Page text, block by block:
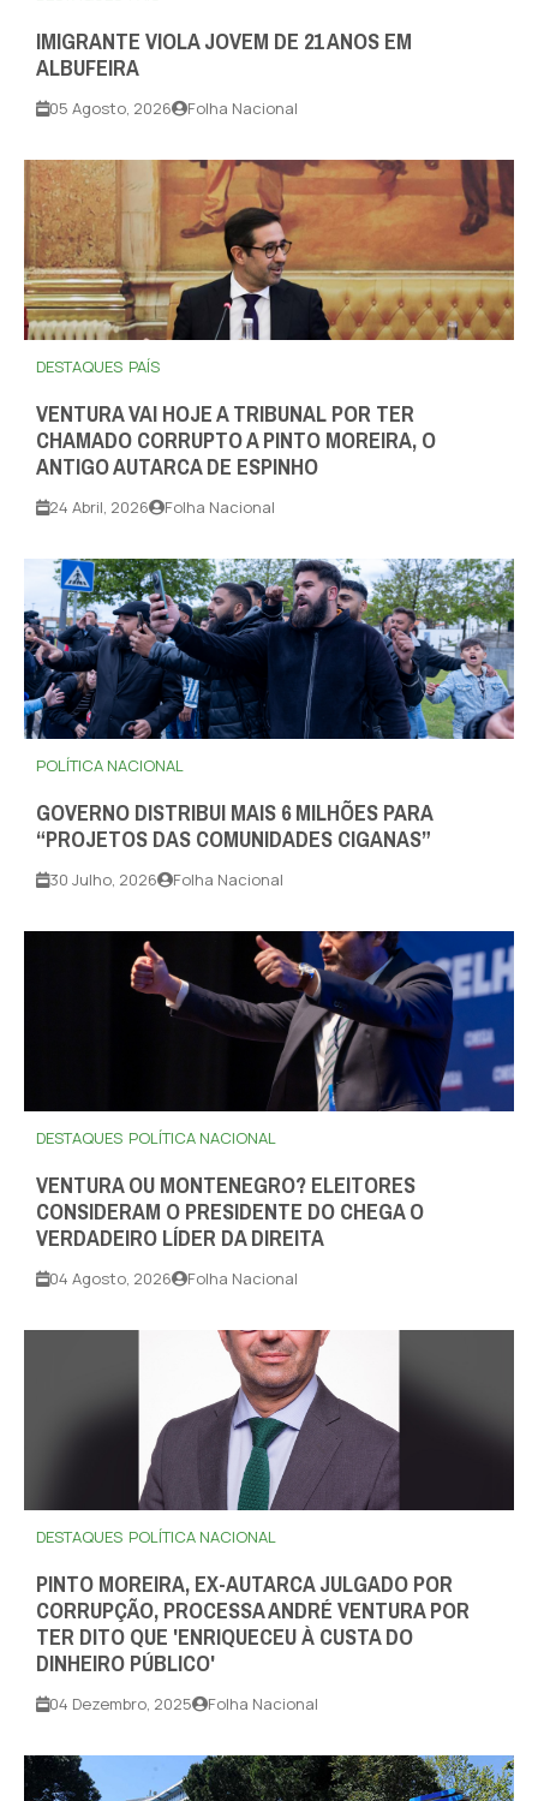
IMIGRANTE VIOLA JOVEM DE 21 ANOS EM
ALBUFEIRA
05 Agosto, 2026 Folha Nacional
DESTAQUES PAÍS
VENTURA VAI HOJE A TRIBUNAL POR TER
CHAMADO CORRUPTO A PINTO MOREIRA, O
ANTIGO AUTARCA DE ESPINHO
24 Abril, 2026 Folha Nacional
POLÍTICA NACIONAL
GOVERNO DISTRIBUI MAIS 6 MILHÕES PARA
“PROJETOS DAS COMUNIDADES CIGANAS”
30 Julho, 2026 Folha Nacional
DESTAQUES POLÍTICA NACIONAL
VENTURA OU MONTENEGRO? ELEITORES
CONSIDERAM O PRESIDENTE DO CHEGA O
VERDADEIRO LÍDER DA DIREITA
04 Agosto, 2026 Folha Nacional
DESTAQUES POLÍTICA NACIONAL
PINTO MOREIRA, EX-AUTARCA JULGADO POR
CORRUPÇÃO, PROCESSA ANDRÉ VENTURA POR
TER DITO QUE 'ENRIQUECEU À CUSTA DO
DINHEIRO PÚBLICO'
04 Dezembro, 2025 Folha Nacional